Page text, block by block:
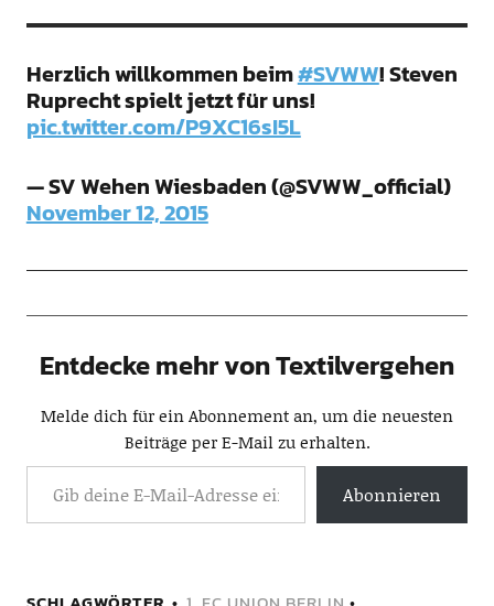
Herzlich willkommen beim#SVWW! Steven
Ruprecht spielt jetzt für uns!
pic.twitter.com/P9XC16sI5L
— SV Wehen Wiesbaden (@SVWW_official)
November 12, 2015
Entdecke mehr von Textilvergehen
Melde dich für ein Abonnement an, um die neuesten
Beiträge per E-Mail zu erhalten.
Abonnieren